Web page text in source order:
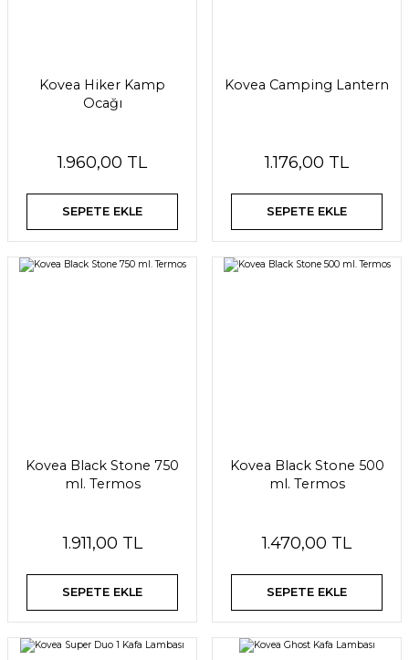
Kovea Hiker Kamp
Ocağı
1.960,00 TL
SEPETE EKLE
Kovea Camping Lantern
1.176,00 TL
SEPETE EKLE
Kovea Black Stone 750
ml. Termos
1.911,00 TL
SEPETE EKLE
Kovea Black Stone 500
ml. Termos
1.470,00 TL
SEPETE EKLE